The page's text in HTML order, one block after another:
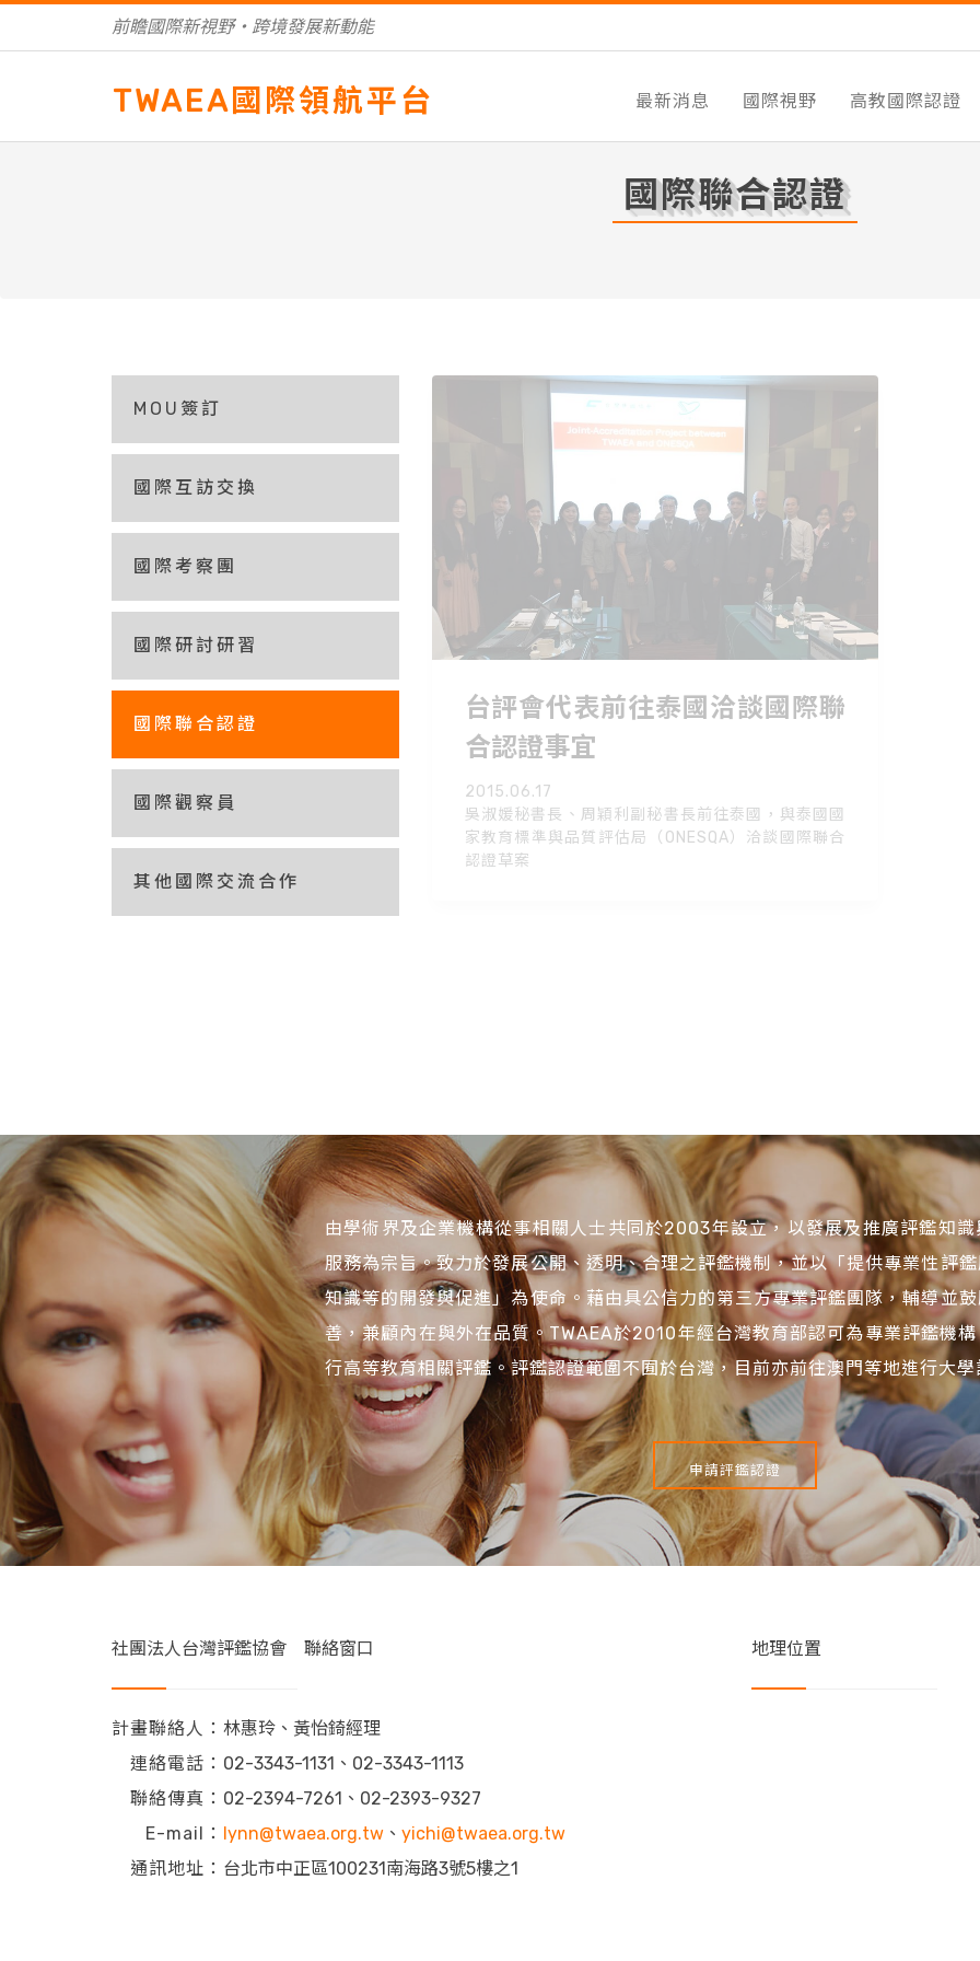
前瞻國際新視野‧跨境發展新動能
TWAEA國際領航平台 最新消息 國際視野 高教國際認證
國際聯合認證
MOU簽訂
國際互訪交換
國際考察團
國際研討研習
國際聯合認證
國際觀察員
其他國際交流合作
台評會代表前往泰國洽談國際聯
合認證事宜
2015.06.17
吳淑媛秘書長、周穎利副秘書長前往泰國，與泰國國
家教育標準與品質評估局（ONESQA）洽談國際聯合
認證草案
由學術界及企業機構從事相關人士共同於2003年設立，以發展及推廣評鑑知
服務為宗旨。致力於發展公開、透明、合理之評鑑機制，並以「提供專業性評
知識等的開發與促進」為使命。藉由具公信力的第三方專業評鑑團隊，輔導並
善，兼顧內在與外在品質。TWAEA於2010年經台灣教育部認可為專業評鑑機
行高等教育相關評鑑。評鑑認證範圍不囿於台灣，目前亦前往澳門等地進行大
申請評鑑認證
社團法人台灣評鑑協會 聯絡窗口
計畫聯絡人： 林惠玲、黃怡錡經理
連絡電話： 02-3343-1131、02-3343-1113
聯絡傳真： 02-2394-7261、02-2393-9327
E-mail： lynn@twaea.org.tw 、 yichi@twaea.org.tw
通訊地址： 台北市中正區100231南海路3號5樓之1
地理位置